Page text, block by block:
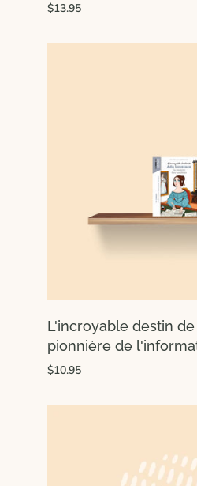
$13.95
L'incroyable destin
pionnière de
$10.95